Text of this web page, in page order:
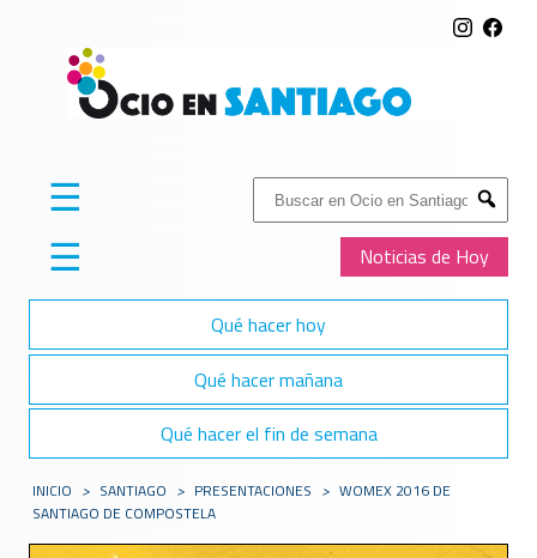
Buscar:
Submit
Noticias de Hoy
☰
☰
Qué hacer hoy
Qué hacer mañana
Qué hacer el fin de semana
INICIO > SANTIAGO > PRESENTACIONES > WOMEX 2016 DE
SANTIAGO DE COMPOSTELA